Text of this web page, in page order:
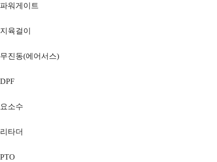
파워게이트
지육걸이
무진동(에어서스)
DPF
요소수
리타더
PTO